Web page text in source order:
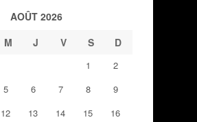
AOÛT 2026
M J V S D
1
2
5 6 7 8
9
12 13 14 15
16